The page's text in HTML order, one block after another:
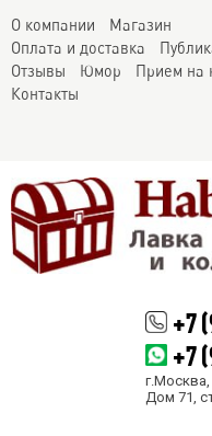
О компании
Магазин
Оплата и доставка
Отзывы
Юмор
Прием на
Контакты
+7
+7
г.Москва,
Дом 71,